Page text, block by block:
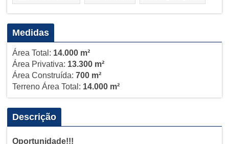
Medidas
Área Total: 14.000 m²
Área Privativa: 13.300 m²
Área Construída: 700 m²
Terreno Área Total: 14.000 m²
Descrição
Oportunidade!!!